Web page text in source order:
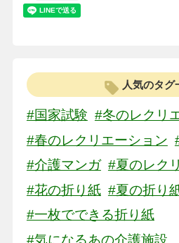
人気のタグ
#国家試験 #冬のレクリ
#春のレクリエーション
#介護マンガ #夏のレク
#花の折り紙 #夏の折り
#一枚でできる折り紙
#気になるあの介護施設